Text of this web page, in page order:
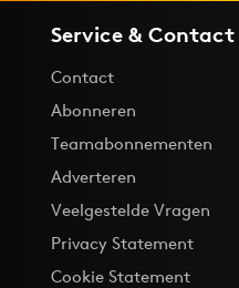
Service & Contact
Contact
Abonneren
Teamabonnementen
Adverteren
Veelgestelde Vragen
Privacy Statement
Cookie Statement